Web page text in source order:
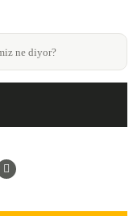
ne diyor?